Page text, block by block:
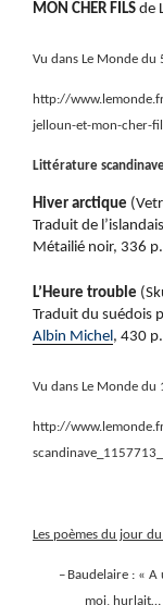
MON CHER FILS de
Vu dans Le Monde
http://
jelloun-et-mon-cher-
Littérature
Hiver arctique
Traduit de
Métailié noir, 336
L’Heure trouble
Traduit du suédois
Albin Michel, 430
Vu dans Le Monde
http://
Les poèmes du jour
– Baudelaire : « A
moi, hurlait…